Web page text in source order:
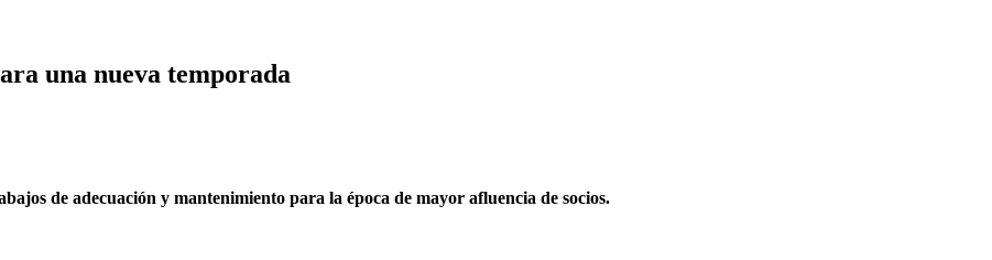
una nueva temporada
de adecuación y mantenimiento para la época de mayor afluencia de socios.